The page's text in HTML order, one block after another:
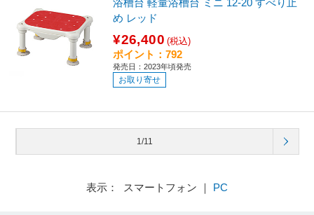
浴槽台 軽量浴槽台 ミニ 12-20 すべり止
め レッド
¥26,400 (税込)
ポイント：792
発売日：2023年頃発売
お取り寄せ
1/11
表示： スマートフォン ｜ PC